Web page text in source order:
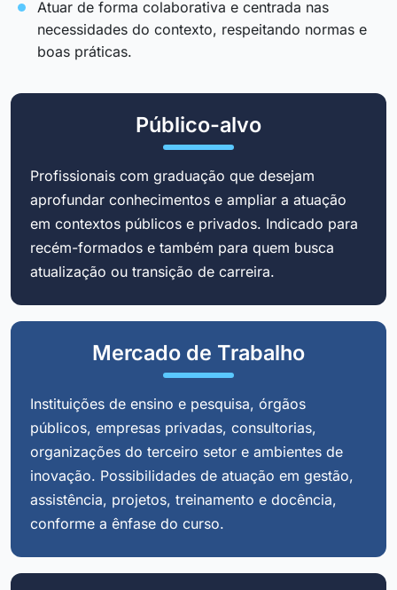
Atuar de forma colaborativa e centrada nas
necessidades do contexto, respeitando normas e
boas práticas.
Público-alvo
Profissionais com graduação que desejam
aprofundar conhecimentos e ampliar a atuação
em contextos públicos e privados. Indicado para
recém-formados e também para quem busca
atualização ou transição de carreira.
Mercado de Trabalho
Instituições de ensino e pesquisa, órgãos
públicos, empresas privadas, consultorias,
organizações do terceiro setor e ambientes de
inovação. Possibilidades de atuação em gestão,
assistência, projetos, treinamento e docência,
conforme a ênfase do curso.